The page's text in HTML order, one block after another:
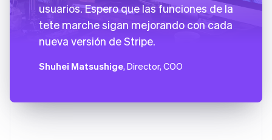
usuarios. Espero que las funciones de la
tete marche sigan mejorando con cada
nueva versión de Stripe.
Shuhei Matsushige, Director, COO